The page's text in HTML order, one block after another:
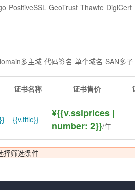
弹性域名
多子域
通配符
字签名
码签名
签名
PositiveSSL GeoTrust Thawte DigiCert
多主域 代码签名 单个域名 SAN多子
证书名称 证书售价
{{v.title}}
¥{{v.sslprices |
number: 2}}/年
择筛选条件